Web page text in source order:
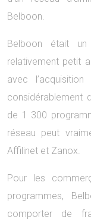
Belboon.
Belboon était un
relativement petit
avec
considérablement
de 1 300
réseau peut
Affilinet et Zanox.
Pour les
programmes,
comporter de